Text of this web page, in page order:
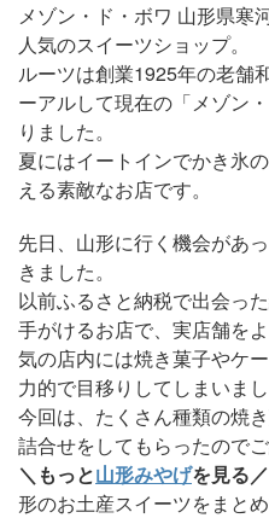
メゾン・ド・ボワ 山形県寒
人気のスイーツショップ。
ルーツは創業1925年の老舗
ーアルして現在の「メゾン
りました。
夏にはイートインでかき氷
える素敵なお店です。
先日、山形に行く機会があ
きました。
以前ふるさと納税で出会っ
手がけるお店で、実店舗を
気の店内には焼き菓子やケ
力的で目移りしてしまいまし
今回は、たくさん種類の焼
詰合せをしてもらったのでご
＼もっと山形みやげを見る／
形のお土産スイーツをまと